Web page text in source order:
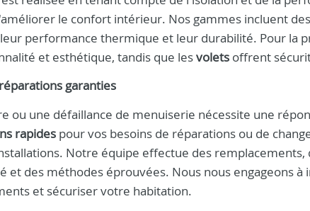
le confort intérieur. Nos gammes incluent
performance thermique et leur durabilité. Pour la
et esthétique, tandis que lesvolets offrent
garanties
ou une défaillance de menuiserie nécessite une
rapides pour vos besoins de réparations ou de
Notre équipe effectue des remplacements,
et des méthodes éprouvées. Nous nous engageons
et sécuriser votre habitation.